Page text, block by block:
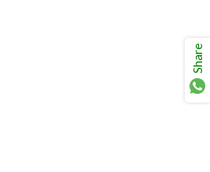
Share